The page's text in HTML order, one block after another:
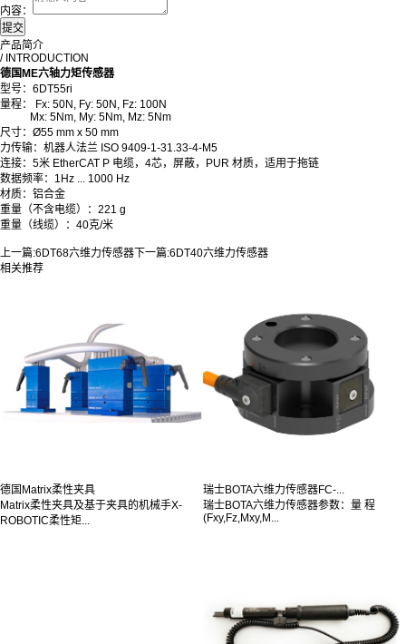
内容：
产品简介
/ INTRODUCTION
德国ME六轴力矩传感器
型号：6DT55ri
量程： Fx: 50N, Fy: 50N, Fz: 100N
Mx: 5Nm, My: 5Nm, Mz: 5Nm
尺寸：Ø55 mm x 50 mm
力传输：机器人法兰 ISO 9409-1-31.33-4-M5
连接：5米 EtherCAT P 电缆，4芯，屏蔽，PUR 材质，适用于拖链
数据频率：1Hz ... 1000 Hz
材质：铝合金
重量（不含电缆）：221 g
重量（线缆）：40克/米
上一篇:6DT68六维力传感器 下一篇:6DT40六维力传感器
相关推荐
德国Matrix柔性夹具
Matrix柔性夹具及基于夹具的机械手X-
ROBOTIC柔性矩...
瑞士BOTA六维力传感器FC-...
瑞士BOTA六维力传感器参数：量 程
(Fxy,Fz,Mxy,M...